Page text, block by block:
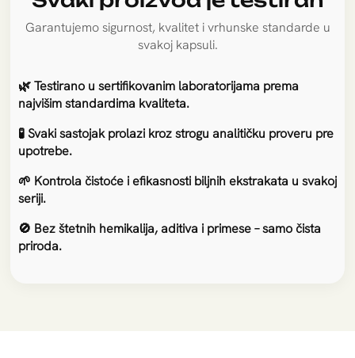
antibiotske terapije
Smanjuje nuspojave antibiotika i pomaže u
Garantujemo sigurnost, kvalitet i vrhunske standarde u
svakoj kapsuli.
🌿 Testirano u sertifikovanim laboratorijama prema
najvišim standardima kvaliteta.
🧪 Svaki sastojak prolazi kroz strogu analitičku proveru pre
upotrebe.
🌱 Kontrola čistoće i efikasnosti biljnih ekstrakata u svakoj
seriji.
🚫 Bez štetnih hemikalija, aditiva i primese – samo čista
priroda.